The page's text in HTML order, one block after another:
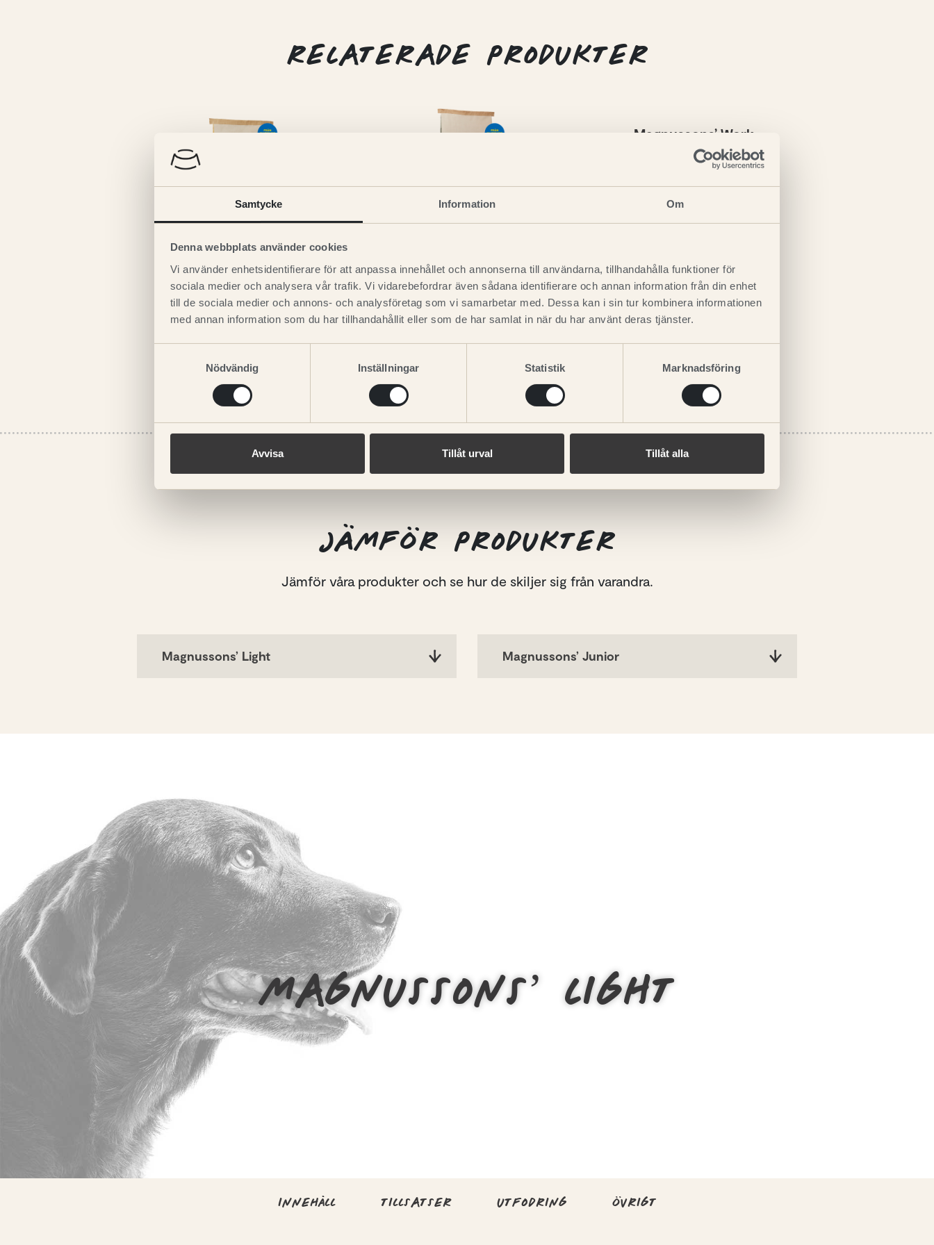
Samtycke Information Om
Denna webbplats använder cookies
Vi använder enhetsidentifierare för att anpassa innehållet och annonserna till användarna, tillhandahålla funktioner för
sociala medier och analysera vår trafik. Vi vidarebefordrar även sådana identifierare och annan information från din enhet
till de sociala medier och annons- och analysföretag som vi samarbetar med. Dessa kan i sin tur kombinera informationen
med annan information som du har tillhandahållit eller som de har samlat in när du har använt deras tjänster.
Nödvändig
Inställningar Statistik Marknadsföring
Avvisa Tillåt urval Tillåt alla
RELATERADE PRODUKTER
Magnussons’ Organic
LÄS MER
Magnussons’ Adult
LÄS MER
Magnussons’ Work
LÄS MER
JÄMFÖR PRODUKTER
Jämför våra produkter och se hur de skiljer sig från varandra.
MAGNUSSONS’ LIGHT
INNEHÅLL TILLSATSER UTFODRING ÖVRIGT